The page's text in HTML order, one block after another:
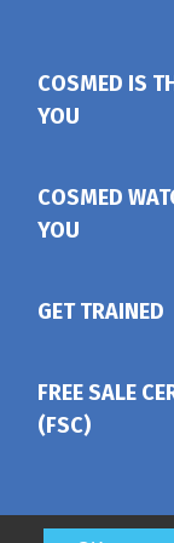
COSMED IS
YOU
COSMED
YOU
GET TRAINED
FREE SALE
(FSC)